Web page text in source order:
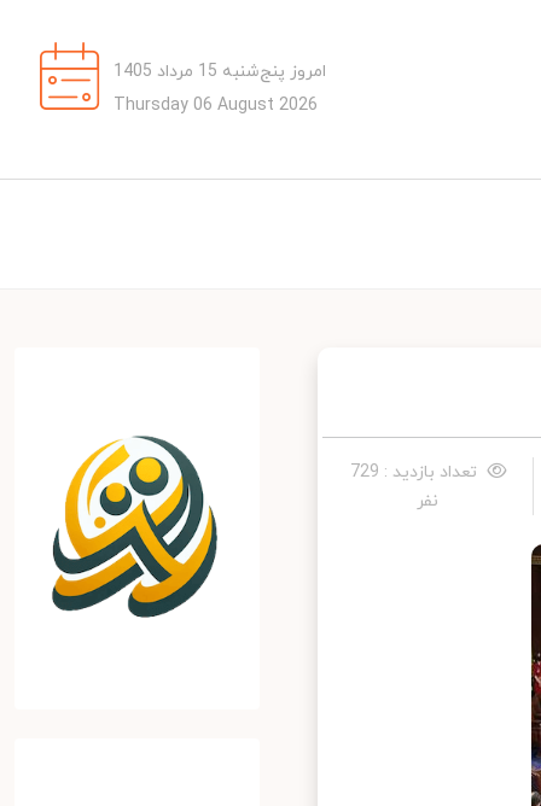
امروز پنج‌شنبه 15 مرداد 1405
Thursday 06 August 2026
تعداد بازدید : 729
نفر